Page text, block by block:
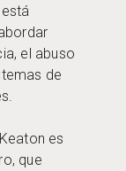
el abuso
de
es
que